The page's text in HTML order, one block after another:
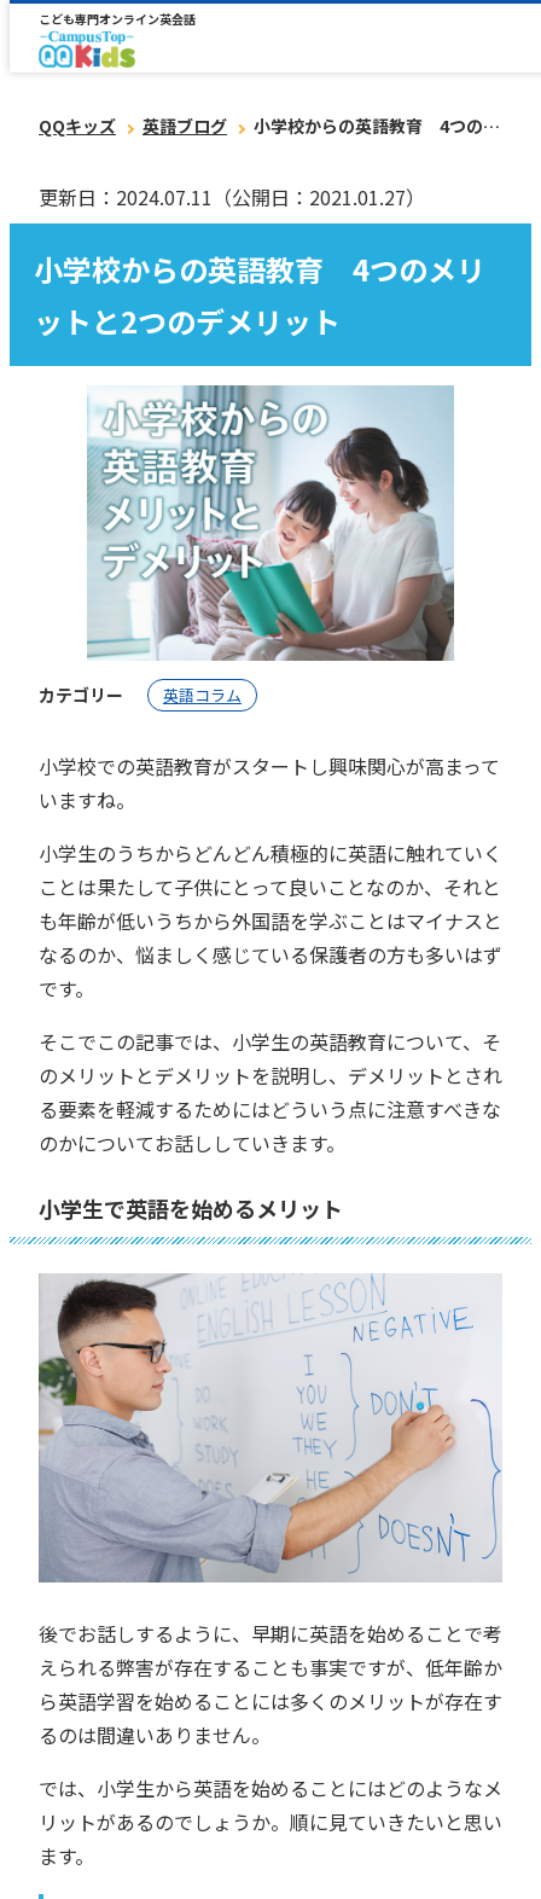
こども専門オンライン英会話
QQキッズ 英語ブログ 小学校からの英語教育 4つのメリットと2つのデメリット
更新日：2024.07.11 （公開日：2021.01.27）
小学校からの英語教育 4つのメリ
ットと2つのデメリット
カテゴリー 英語コラム
小学校での英語教育がスタートし興味関心が高まって
いますね。
小学生のうちからどんどん積極的に英語に触れていく
ことは果たして子供にとって良いことなのか、それと
も年齢が低いうちから外国語を学ぶことはマイナスと
なるのか、悩ましく感じている保護者の方も多いはず
です。
そこでこの記事では、小学生の英語教育について、そ
のメリットとデメリットを説明し、デメリットとされ
る要素を軽減するためにはどういう点に注意すべきな
のかについてお話ししていきます。
小学生で英語を始めるメリット
後でお話しするように、早期に英語を始めることで考
えられる弊害が存在することも事実ですが、低年齢か
ら英語学習を始めることには多くのメリットが存在す
るのは間違いありません。
では、小学生から英語を始めることにはどのようなメ
リットがあるのでしょうか。順に見ていきたいと思い
ます。